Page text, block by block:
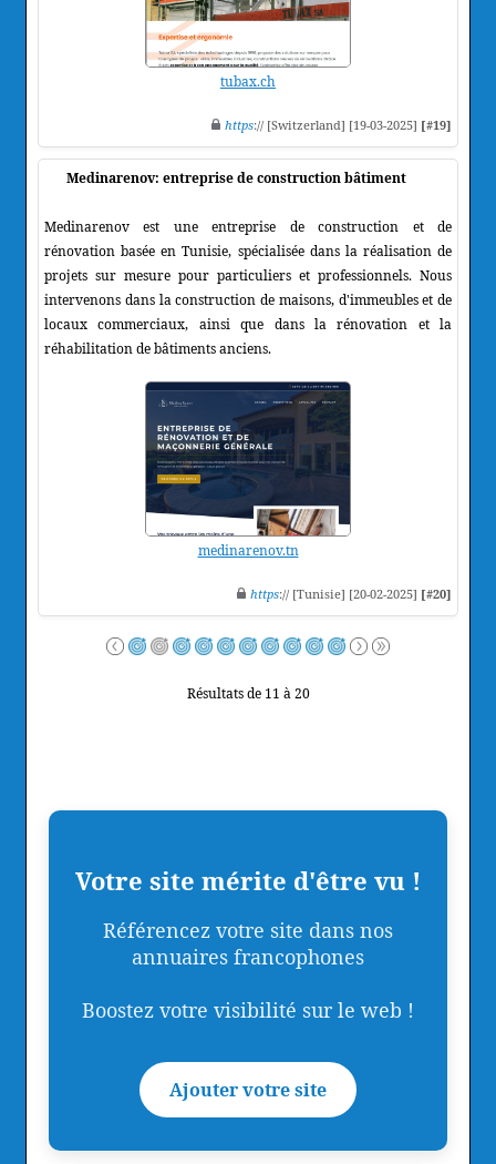
tubax.ch
https:// [Switzerland] [19-03-2025] [#19]
Medinarenov: entreprise de construction bâtiment
Medinarenov est une entreprise de construction et de
rénovation basée en Tunisie, spécialisée dans la réalisation de
projets sur mesure pour particuliers et professionnels. Nous
intervenons dans la construction de maisons, d'immeubles et de
locaux commerciaux, ainsi que dans la rénovation et la
réhabilitation de bâtiments anciens.
medinarenov.tn
https:// [Tunisie] [20-02-2025] [#20]
Résultats de 11 à 20
Votre site mérite d'être vu !
Référencez votre site dans nos
annuaires francophones
Boostez votre visibilité sur le web !
Ajouter votre site